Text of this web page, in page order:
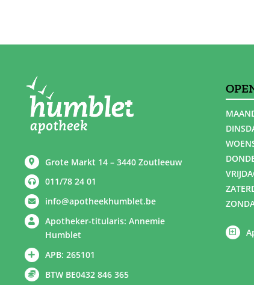
Grote Markt 14 – 3440 Zoutleeuw
011/78 24 01
info@apotheekhumblet.be
Apotheker-titularis: Annemie
Humblet
APB: 265101
BTW BE0432 846 365